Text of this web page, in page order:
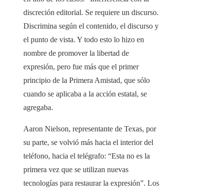
discreción editorial. Se requiere un discurso.
Discrimina según el contenido, el discurso y
el punto de vista. Y todo esto lo hizo en
nombre de promover la libertad de
expresión, pero fue más que el primer
principio de la Primera Amistad, que sólo
cuando se aplicaba a la acción estatal, se
agregaba.
Aaron Nielson, representante de Texas, por
su parte, se volvió más hacia el interior del
teléfono, hacia el telégrafo: “Esta no es la
primera vez que se utilizan nuevas
tecnologías para restaurar la expresión”. Los